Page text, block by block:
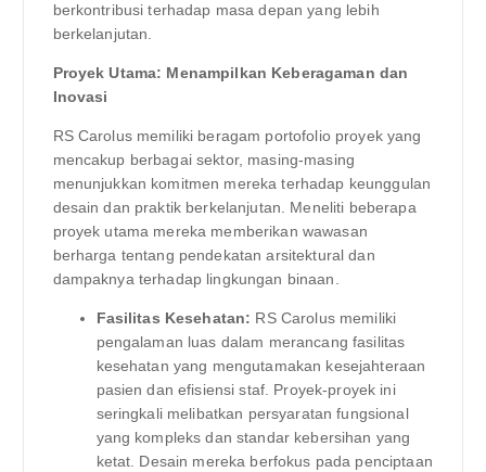
berkontribusi terhadap masa depan yang lebih
berkelanjutan.
Proyek Utama: Menampilkan Keberagaman dan
Inovasi
RS Carolus memiliki beragam portofolio proyek yang
mencakup berbagai sektor, masing-masing
menunjukkan komitmen mereka terhadap keunggulan
desain dan praktik berkelanjutan. Meneliti beberapa
proyek utama mereka memberikan wawasan
berharga tentang pendekatan arsitektural dan
dampaknya terhadap lingkungan binaan.
Fasilitas Kesehatan: RS Carolus memiliki
pengalaman luas dalam merancang fasilitas
kesehatan yang mengutamakan kesejahteraan
pasien dan efisiensi staf. Proyek-proyek ini
seringkali melibatkan persyaratan fungsional
yang kompleks dan standar kebersihan yang
ketat. Desain mereka berfokus pada penciptaan